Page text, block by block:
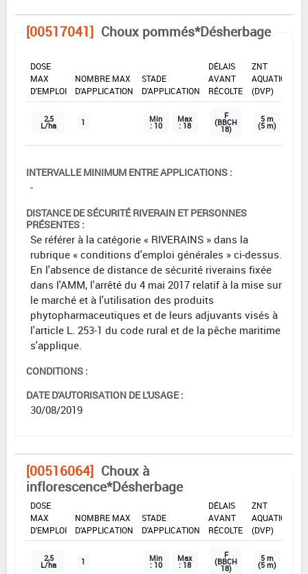
[00517041] Choux pommés*Désherbage
DOSE
MAX
D'EMPLOI
NOMBRE MAX
D'APPLICATION
STADE
D'APPLICATION
DÉLAIS
AVANT
RÉCOLTE
ZNT
AQUATIQUE
(DVP)
2,5
L/ha 1 Min
: 10
Max
: 18
F
(BBCH
18)
5 m
(5 m)
INTERVALLE MINIMUM ENTRE APPLICATIONS :
-
DISTANCE DE SÉCURITÉ RIVERAIN ET PERSONNES
PRÉSENTES :
Se référer à la catégorie « RIVERAINS » dans la
rubrique « conditions d'emploi générales » ci-dessus.
En l'absence de distance de sécurité riverains fixée
dans l'AMM, l'arrêté du 4 mai 2017 relatif à la mise sur
le marché et à l'utilisation des produits
phytopharmaceutiques et de leurs adjuvants visés à
l'article L. 253-1 du code rural et de la pêche maritime
s'applique.
CONDITIONS :
DATE D'AUTORISATION DE L'USAGE :
30/08/2019
[00516064] Choux à
inflorescence*Désherbage
DOSE
MAX
D'EMPLOI
NOMBRE MAX
D'APPLICATION
STADE
D'APPLICATION
DÉLAIS
AVANT
RÉCOLTE
ZNT
AQUATIQUE
(DVP)
2,5
L/ha 1 Min
: 10
Max
: 18
F
(BBCH
18)
5 m
(5 m)